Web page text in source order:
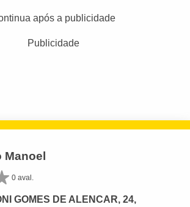
após a publicidade
Publicidade
0 aval.
GOMES DE ALENCAR, 24,